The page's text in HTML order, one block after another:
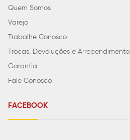
Quem Somos
Varejo
Trabalhe Conosco
Trocas, Devoluções e Arrependimento
Garantia
Fale Conosco
FACEBOOK